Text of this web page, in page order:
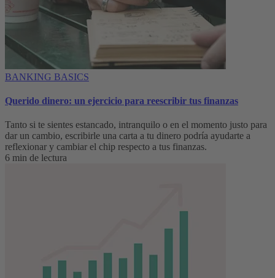
BANKING BASICS
Querido dinero: un ejercicio para reescribir tus finanzas
Tanto si te sientes estancado, intranquilo o en el momento justo para
dar un cambio, escribirle una carta a tu dinero podría ayudarte a
reflexionar y cambiar el chip respecto a tus finanzas.
6 min de lectura